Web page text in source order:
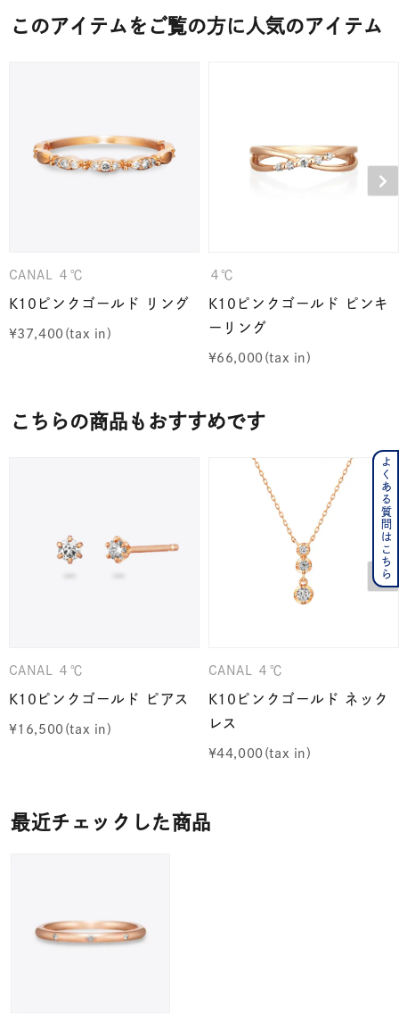
このアイテムをご覧の方に人気のアイテム
CANAL ４℃
K10ピンクゴールド リング
¥37,400
４℃
K10ピンクゴールド ピンキ
ーリング
¥66,000
こちらの商品もおすすめです
CANAL ４℃
K10ピンクゴールド ピアス
¥16,500
CANAL ４℃
K10ピンクゴールド ネック
レス
¥44,000
最近チェックした商品
よくある質問はこちら